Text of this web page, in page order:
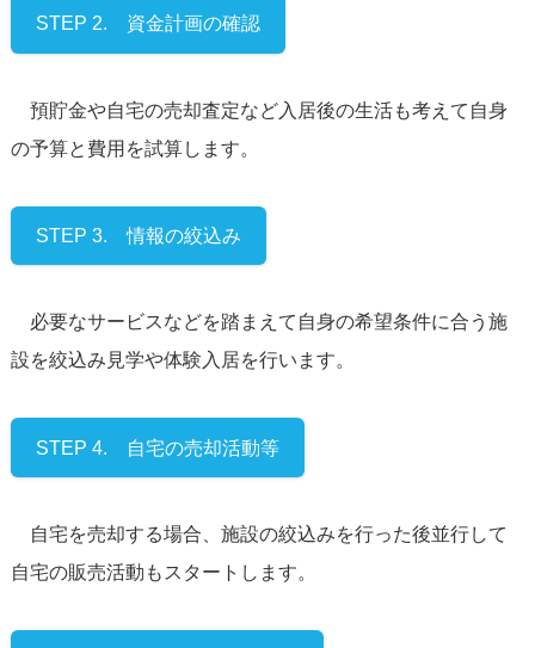
STEP 2. 資金計画の確認
預貯金や自宅の売却査定など入居後の生活も考えて自身
の予算と費用を試算します。
STEP 3. 情報の絞込み
必要なサービスなどを踏まえて自身の希望条件に合う施
設を絞込み見学や体験入居を行います。
STEP 4. 自宅の売却活動等
自宅を売却する場合、施設の絞込みを行った後並行して
自宅の販売活動もスタートします。